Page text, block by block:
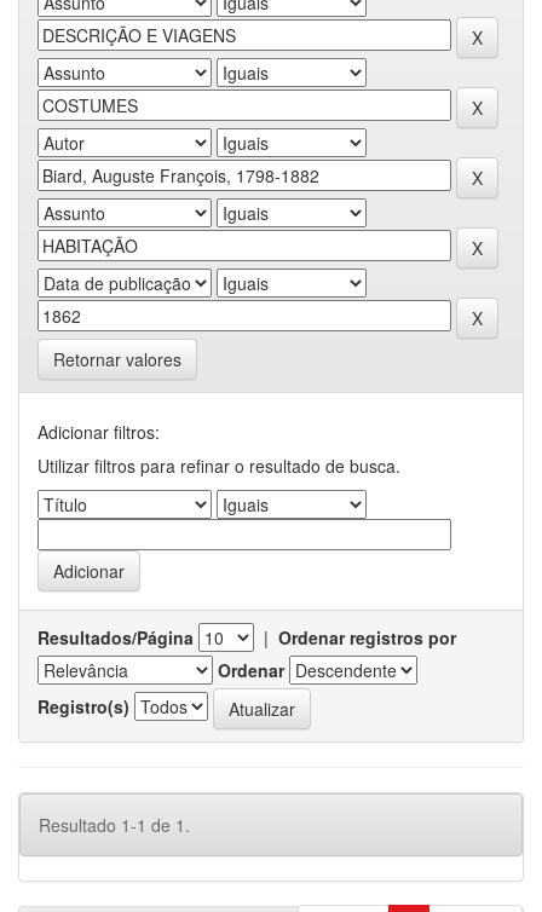
Retornar valores
Adicionar filtros:
Utilizar filtros para refinar o resultado de busca.
Resultados/Página | Ordenar registros por
Ordenar
Registro(s)
Resultado 1-1 de 1.